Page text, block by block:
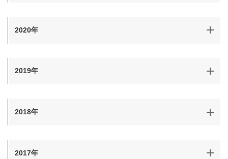
2020年
2019年
2018年
2017年